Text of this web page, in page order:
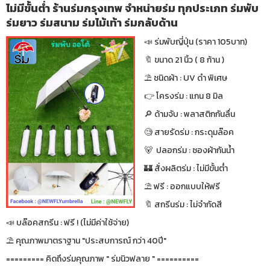
ไม่มีขั้นต่ำ ร้านร่มกรุงเทพ จำหน่ายร่ม ทุกประเภท ร่มพับ
ร่มยาว ร่มสนาม ร่มไม้เท้า ร่มกลับด้าน
📣 ร่มพับญี่ปุ่น (ราคา 105บาท)
🔖 ขนาด 21 นิ้ว ( 8 ก้าน )
⛱ ชนิดผ้า : UV ดำ พิเศษ
👉 โครงร่ม : แกน 8 มิล
🔎 ด้ามจับ : พลาสติกกันลื่น
🧐 สายรัดร่ม : กระดุมล๊อค
🐻 ปลอกร่ม : ซองผ้ากันน้ำ
🏰 สั่งผลิตร่ม : ไม่มีขั้นต่ำ
⛱ ฟรี : ออกแบบให้ฟรี
🔖 สกรีนร่ม : ไม่จำกัดสี
📣 บล๊อคสกรีน : ฟรี ! (ไม่มีค่าใช้จ่าย)
⛱ คุณภาพมาตราฐาน "ประสบการณ์ กว่า 40ปี"
========= คิดถึงร่มคุณภาพ " ร่มนิวฟลาย " ==========